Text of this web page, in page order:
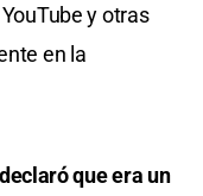
y otras
en la
que era un